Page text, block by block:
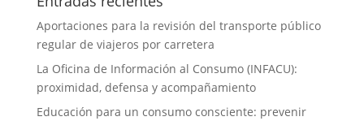
Aportaciones para la revisión del transporte público
regular de viajeros por carretera
La Oficina de Información al Consumo (INFACU):
proximidad, defensa y acompañamiento
Educación para un consumo consciente: prevenir